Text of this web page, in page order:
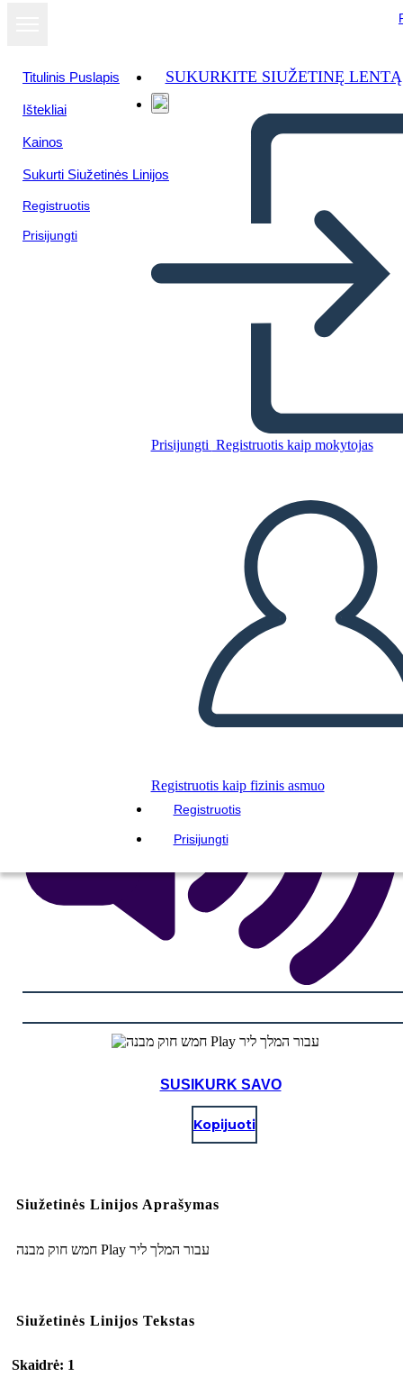
Titulinis Puslapis
Ištekliai
Kainos
Sukurti Siužetinės Linijos
Registruotis
Prisijungti
SUKURKITE SIUŽETINĘ LENTĄ
Prisijungti Registruotis kaip mokytojas
Registruotis kaip fizinis asmuo
Registruotis
Prisijungti
Nukopijuokite šią siužetinę lentą
SUKURTI SIUŽETINĘ LENTĄ
PALEISTI SKAIDRIŲ DEMONSTRACIJĄ
SKAITYK MAN
SUSIKURK SAVO
Kopijuoti
Siužetinės Linijos Aprašymas
חמש חוק מבנה Play עבור המלך ליר
Siužetinės Linijos Tekstas
Skaidrė: 1